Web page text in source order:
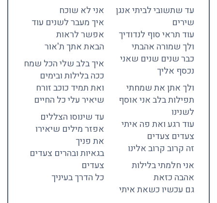
עד שתשובי לביתי אנגן
שירים
עוד תראי סוף לנדודיך
ולך שמורה אהבתי
כבר שנים שנים שאני
נכסף אליך
ולך אתן את שמחתי
תפילות בלב אני אוסף
לשנינו
עוד רגע ואת פה איתי
צעדים צעדים
זה קרוב קרוב אלינו
אני חלמתי בלילות
אהבה כזאת
גם עכשיו כשאת איתי
אני לא שוכח
איך מעבר לשנים עוד
אפשר לראות
הבאת אתך ת'אור
איך בלב שלי הכל שמח
ככה בלילות ובימים
ואת תמיד כוכב זורח
שיאיר עלי כל החיים
עד שינוסו הצללים
אפזר מילים שיאירו
את פניך
בגאיות ובהרים צעדים
צעדים
כל הדרך בעיניך